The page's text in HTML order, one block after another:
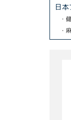
日
・
・